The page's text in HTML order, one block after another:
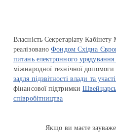
Власність Секретаріату
реалізованоФондом Східна
питань електронного урядування
міжнародної технічної допомоги
задля підзвітності влади та
фінансової підтримки
співробітництва
Якщо ви маєте